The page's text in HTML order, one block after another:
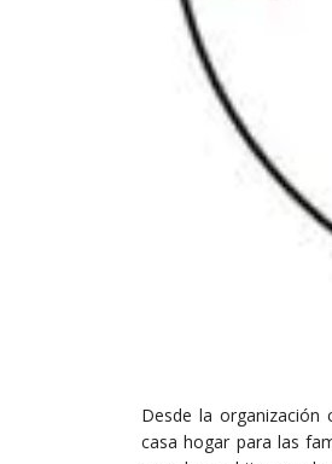
Desde la organización
casa hogar para las